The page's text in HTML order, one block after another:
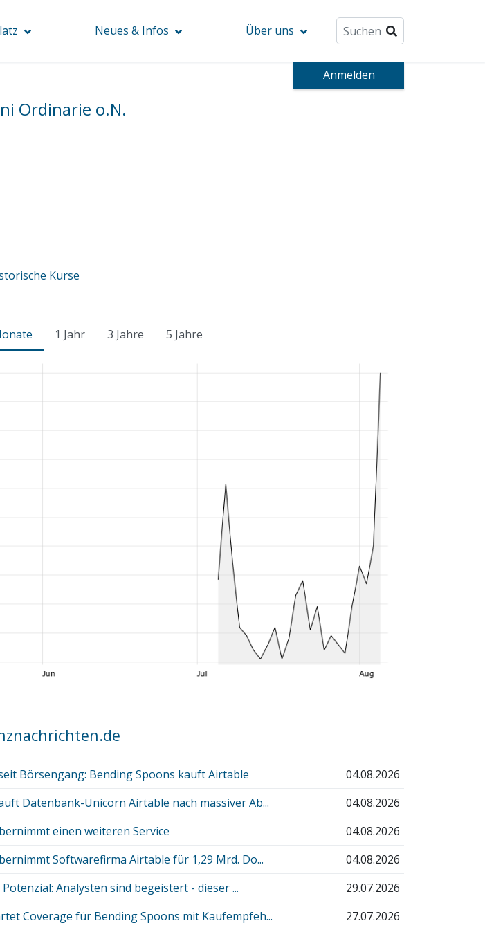
Neues & Infos Über uns
Anmelden
Ordinarie o.N.
Kurse
1 Jahr 3 Jahre 5 Jahre
Börsengang: Bending Spoons kauft Airtable
04.08.2026
Datenbank-Unicorn Airtable nach massiver Ab...
04.08.2026
einen weiteren Service
04.08.2026
Softwarefirma Airtable für 1,29 Mrd. Do...
04.08.2026
Analysten sind begeistert - dieser ...
29.07.2026
Coverage für Bending Spoons mit Kaufempfeh...
27.07.2026